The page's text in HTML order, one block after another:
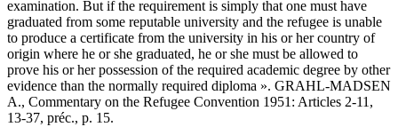
examination. But if the requirement is simply that one must have
graduated from some reputable university and the refugee is unable
to produce a certificate from the university in his or her country of
origin where he or she graduated, he or she must be allowed to
prove his or her possession of the required academic degree by other
evidence than the normally required diploma ». GRAHL-MADSEN
A., Commentary on the Refugee Convention 1951: Articles 2-11,
13-37, préc., p. 15.